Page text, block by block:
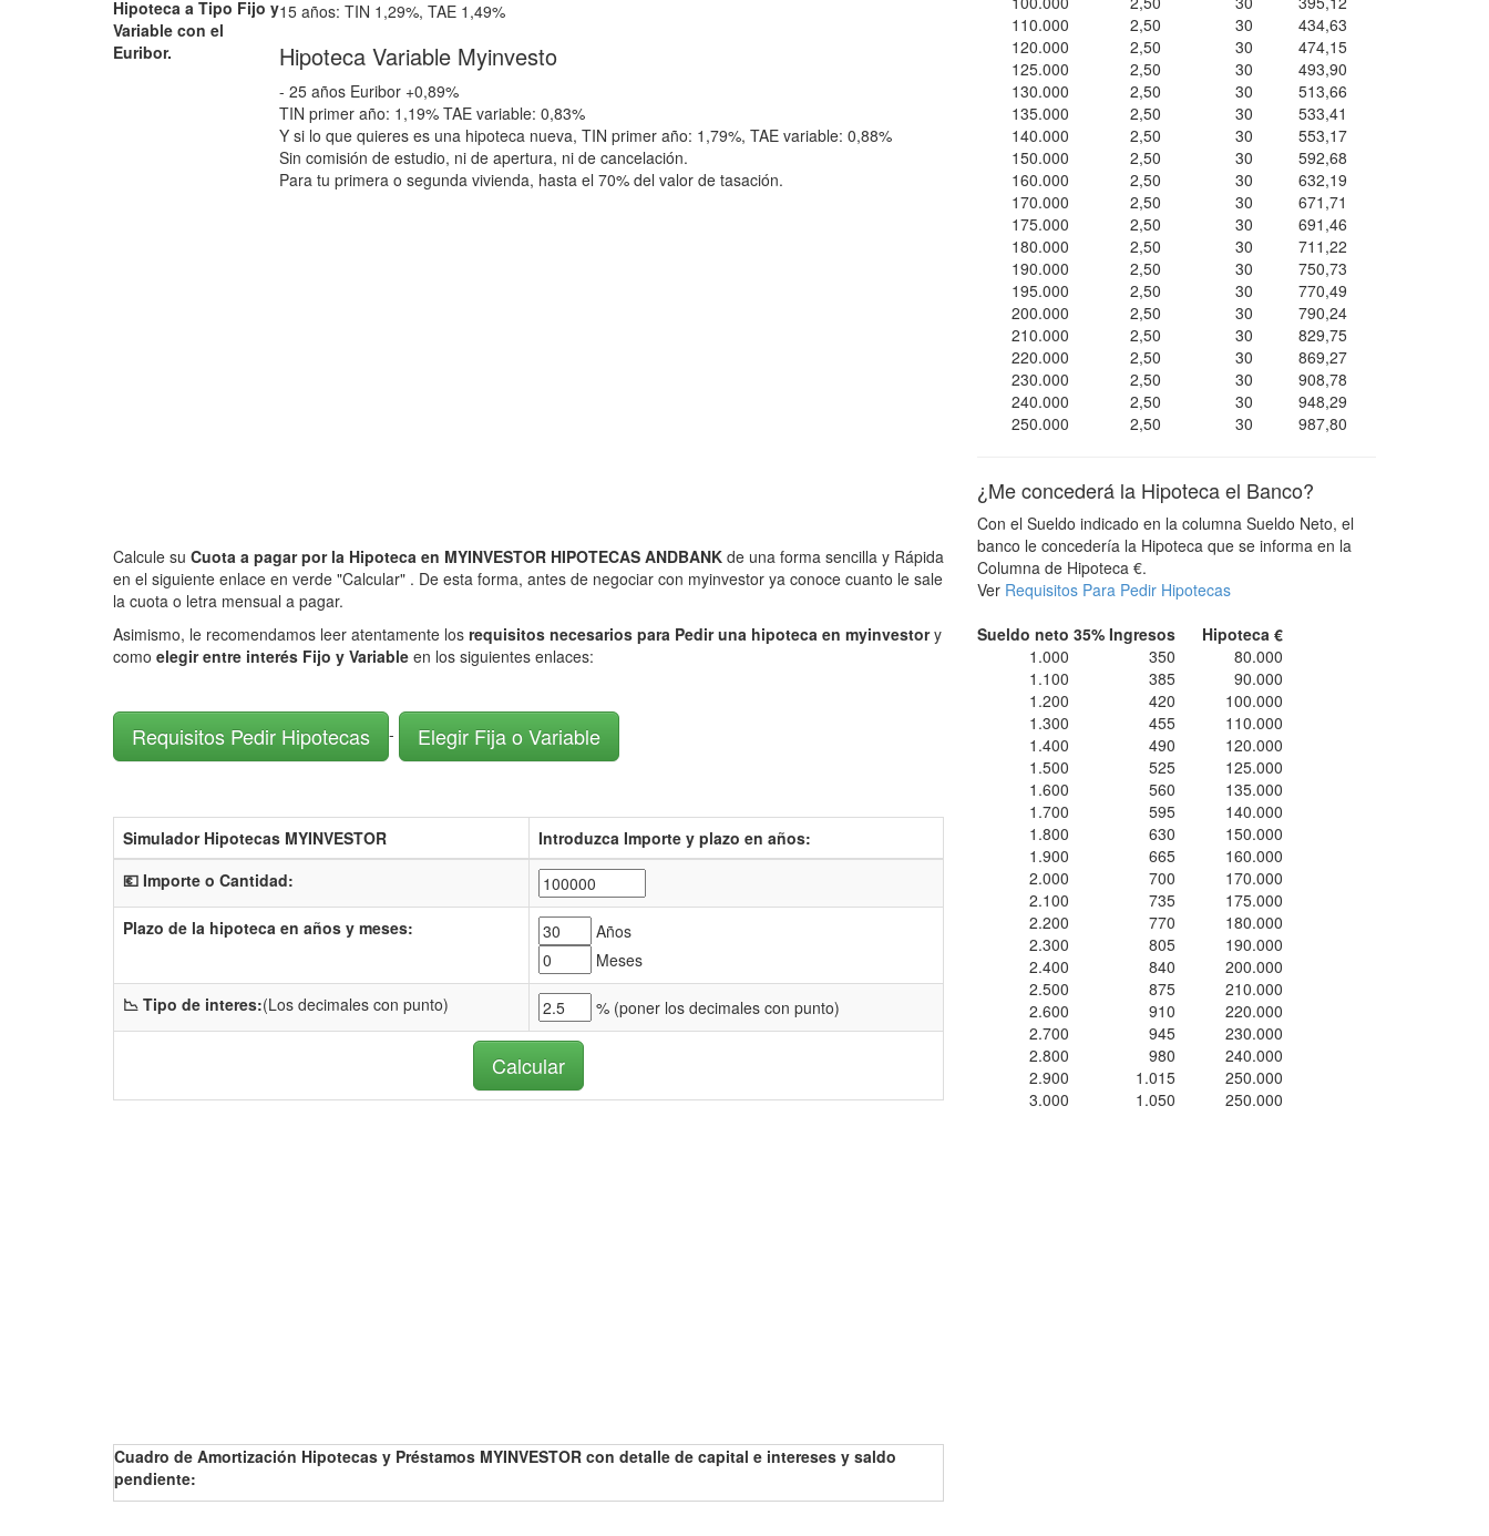
Hipoteca a Tipo Fijo y
Variable con el
Euribor.
15 años: TIN 1,29%, TAE 1,49%
Hipoteca Variable Myinvesto
- 25 años Euribor +0,89%
TIN primer año: 1,19% TAE variable: 0,83%
Y si lo que quieres es una hipoteca nueva, TIN primer año: 1,79%, TAE variable: 0,88%
Sin comisión de estudio, ni de apertura, ni de cancelación.
Para tu primera o segunda vivienda, hasta el 70% del valor de tasación.
Calcule su Cuota a pagar por la Hipoteca en MYINVESTOR HIPOTECAS ANDBANK de una forma sencilla y Rápida
en el siguiente enlace en verde "Calcular" . De esta forma, antes de negociar con myinvestor ya conoce cuanto le sale
la cuota o letra mensual a pagar.
Asimismo, le recomendamos leer atentamente los requisitos necesarios para Pedir una hipoteca en myinvestory
como elegir entre interés Fijo y Variable en los siguientes enlaces:
Requisitos Pedir Hipotecas - Elegir Fija o Variable
Simulador Hipotecas MYINVESTOR
Introduzca Importe y plazo en años:
💶 Importe o Cantidad:
Plazo de la hipoteca en años y meses:
Años
Meses
📉 Tipo de interes:(Los decimales con punto) % (poner los decimales con punto)
Cuadro de Amortización Hipotecas y Préstamos MYINVESTOR con detalle de capital e intereses y saldo
pendiente:
110.000
2,50 30
434,63
120.000
2,50 30
474,15
125.000
2,50 30
493,90
130.000
2,50 30
513,66
135.000
2,50 30
533,41
140.000
2,50 30
553,17
150.000
2,50 30
592,68
160.000
2,50 30
632,19
170.000
2,50 30
671,71
175.000
2,50 30
691,46
180.000
2,50 30
711,22
190.000
2,50 30
750,73
195.000
2,50 30
770,49
200.000
2,50 30
790,24
210.000
2,50 30
829,75
220.000
2,50 30
869,27
230.000
2,50 30
908,78
240.000
2,50 30
948,29
250.000
2,50 30 987,80
¿Me concederá la Hipoteca el Banco?
Con el Sueldo indicado en la columna Sueldo Neto, el
banco le concedería la Hipoteca que se informa en la
Columna de Hipoteca €.
Ver Requisitos Para Pedir Hipotecas
Sueldo neto 35% Ingresos
Hipoteca €
1.000
350
80.000
1.100
385
90.000
1.200
420
100.000
1.300
455
110.000
1.400
490
120.000
1.500
525
125.000
1.600
560
135.000
1.700
595
140.000
1.800
630
150.000
1.900
665
160.000
2.000
700
170.000
2.100
735
175.000
2.200
770
180.000
2.300
805
190.000
2.400
840
200.000
2.500
875
210.000
2.600
910
220.000
2.700
945
230.000
2.800
980
240.000
2.900
1.015
250.000
3.000
1.050 250.000